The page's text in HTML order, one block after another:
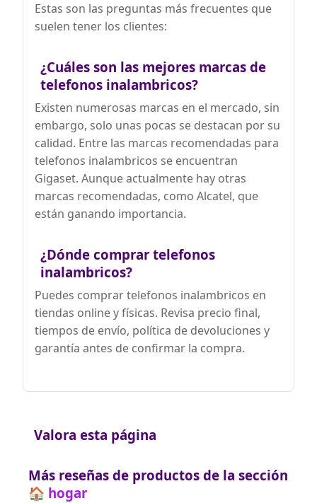
Estas son las preguntas más frecuentes que
suelen tener los clientes:
¿Cuáles son las mejores marcas de
telefonos inalambricos?
Existen numerosas marcas en el mercado, sin
embargo, solo unas pocas se destacan por su
calidad. Entre las marcas recomendadas para
telefonos inalambricos se encuentran
Gigaset. Aunque actualmente hay otras
marcas recomendadas, como Alcatel, que
están ganando importancia.
¿Dónde comprar telefonos
inalambricos?
Puedes comprar telefonos inalambricos en
tiendas online y físicas. Revisa precio final,
tiempos de envío, política de devoluciones y
garantía antes de confirmar la compra.
Valora esta página
Más reseñas de productos de la sección
🏠 hogar